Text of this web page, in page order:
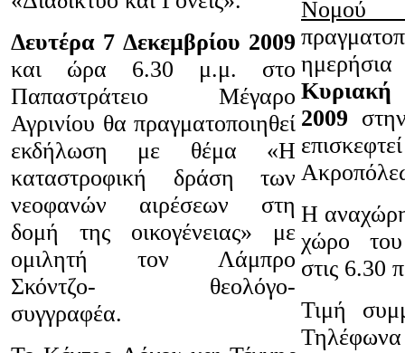
Δευτέρα 7 Δεκεμβρίου 2009
και ώρα 6.30 μ.μ. στο
Παπαστράτειο Μέγαρο
Αγρινίου θα πραγματοποιηθεί
εκδήλωση με θέμα «Η
καταστροφική δράση των
νεοφανών αιρέσεων στη
δομή της οικογένειας» με
ομιλητή τον Λάμπρο
Σκόντζο- θεολόγο-
συγγραφέα.
Νομού
2009
Η
χώρο
στις 6.30
Τιμή